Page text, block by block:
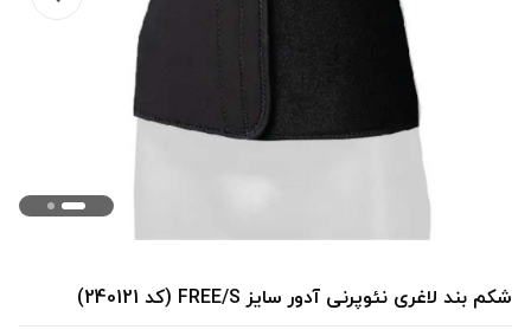
شکم بند لاغری نئوپرنی آدور سایز FREE/S (کد 240121)